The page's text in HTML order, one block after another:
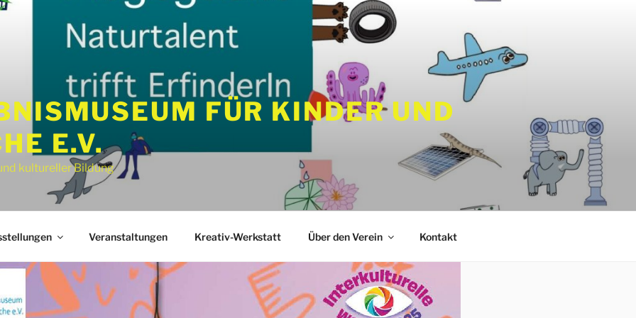
FÜR KINDER UND
E.V.
kultureller Bildung
Veranstaltungen Kreativ-Werkstatt Über den Verein Kontakt